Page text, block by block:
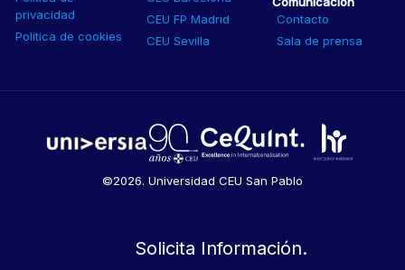
privacidad
Política de cookies
CEU FP Madrid
CEU Sevilla
Contacto
Sala de prensa
©2026. Universidad CEU San Pablo
Solicita Información.